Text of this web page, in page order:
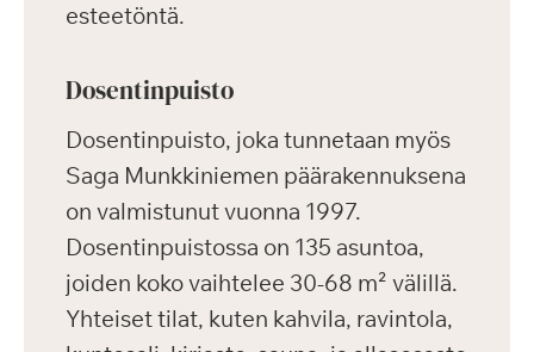
esteetöntä.
Dosentinpuisto
Dosentinpuisto, joka tunnetaan myös
Saga Munkkiniemen päärakennuksena
on valmistunut vuonna 1997.
Dosentinpuistossa on 135 asuntoa,
joiden koko vaihtelee 30-68 m² välillä.
Yhteiset tilat, kuten kahvila, ravintola,